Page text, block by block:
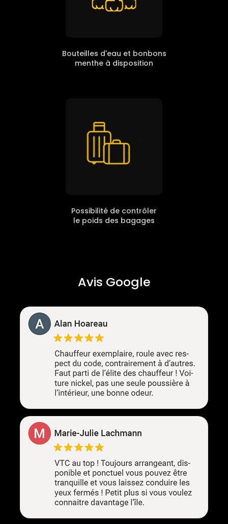
Bouteilles d'eau et bonbons
menthe à disposition
Possibilité de contrôler
le poids des bagages
Avis Google